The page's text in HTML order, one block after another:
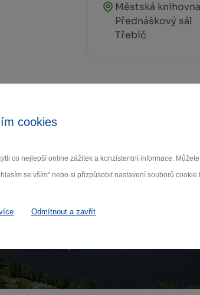
cookies
co nejlepší online zážitek a konzistentní informace.
se vším" nebo si přizpůsobit nastavení souborů cookie
Odmítnout a zavřít
Městská
Přednáškový sál
Třebíč